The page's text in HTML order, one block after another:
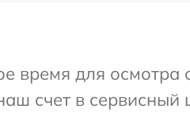
время для осмотра
счет в сервисный